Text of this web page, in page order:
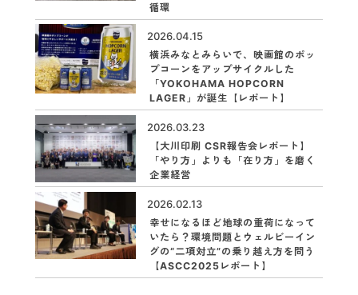
循環
2026.04.15
横浜みなとみらいで、映画館のポッ
プコーンをアップサイクルした
「YOKOHAMA HOPCORN
LAGER」が誕生【レポート】
2026.03.23
【大川印刷 CSR報告会レポート】
「やり方」よりも「在り方」を磨く
企業経営
2026.02.13
幸せになるほど地球の重荷になって
いたら？環境問題とウェルビーイン
グの“二項対立”の乗り越え方を問う
【ASCC2025レポート】